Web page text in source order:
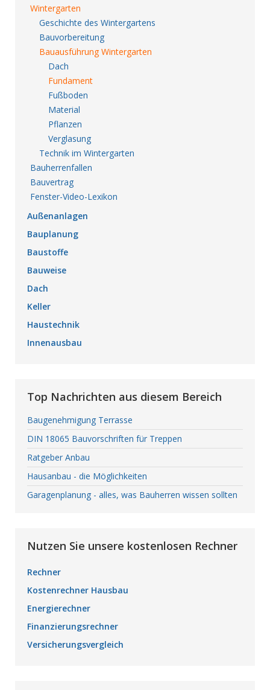
Wintergarten
Geschichte des Wintergartens
Bauvorbereitung
Bauausführung Wintergarten
Dach
Fundament
Fußboden
Material
Pflanzen
Verglasung
Technik im Wintergarten
Bauherrenfallen
Bauvertrag
Fenster-Video-Lexikon
Außenanlagen
Bauplanung
Baustoffe
Bauweise
Dach
Keller
Haustechnik
Innenausbau
Top Nachrichten aus diesem Bereich
Baugenehmigung Terrasse
DIN 18065 Bauvorschriften für Treppen
Ratgeber Anbau
Hausanbau - die Möglichkeiten
Garagenplanung - alles, was Bauherren wissen sollten
Nutzen Sie unsere kostenlosen Rechner
Rechner
Kostenrechner Hausbau
Energierechner
Finanzierungsrechner
Versicherungsvergleich